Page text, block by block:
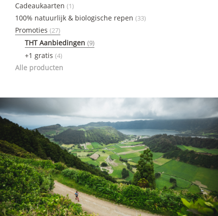
Cadeaukaarten (1)
100% natuurlijk & biologische repen (33)
Promoties (27)
THT Aanbiedingen (9)
+1 gratis (4)
Alle producten